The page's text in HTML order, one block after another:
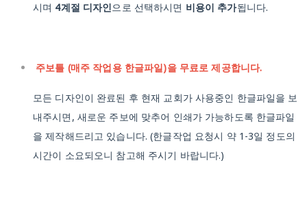
시며 4계절 디자인으로 선택하시면 비용이 추가됩니다.
주보틀 (매주 작업용 한글파일)을 무료로 제공합니다.
모든 디자인이 완료된 후 현재 교회가 사용중인 한글파일을 보
내주시면, 새로운 주보에 맞추어 인쇄가 가능하도록 한글파일
을 제작해드리고 있습니다.(한글작업 요청시 약 1-3일 정도의
시간이 소요되오니 참고해 주시기 바랍니다.)